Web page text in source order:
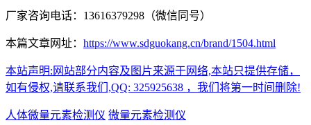
厂家咨询电话：13616379298（微信同号）
本篇文章网址： https://www.sdguokang.cn/brand/1504.html
本站声明:网站部分内容及图片来源于网络,本站只提供存储，
如有侵权,请联系我们,QQ: 325925638 ，我们将第一时间删除!
人体微量元素检测仪 微量元素检测仪